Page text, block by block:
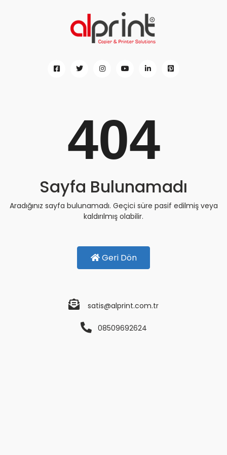
404
Sayfa Bulunamadı
Aradığınız sayfa bulunamadı. Geçici süre pasif edilmiş veya
kaldırılmış olabilir.
Geri Dön
satis@alprint.com.tr
08509692624